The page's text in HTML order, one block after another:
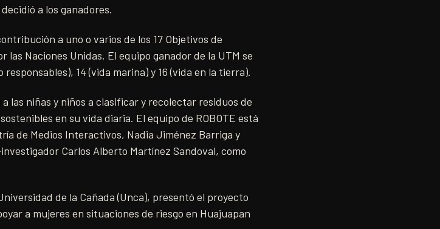
a los ganadores.
a uno o varios de los 17 Objetivos de
las Naciones Unidas. El equipo ganador de la UTM se
14 (vida marina) y 16 (vida en la tierra).
las niñas y niños a clasificar y recolectar residuos de
en su vida diaria. El equipo de ROBOTE está
de Medios Interactivos, Nadia Jiménez Barriga y
Carlos Alberto Martínez Sandoval, como
de la Cañada (Unca), presentó el proyecto
a mujeres en situaciones de riesgo en Huajuapan